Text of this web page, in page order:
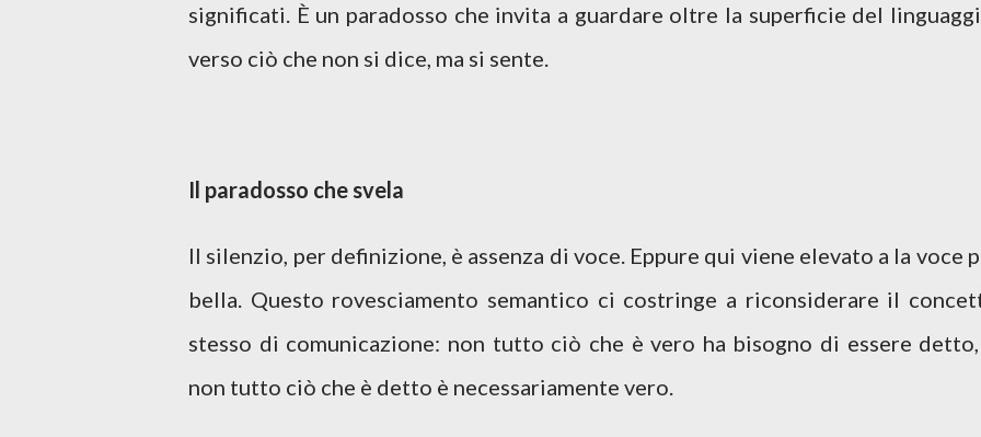
significati. È un paradosso che invita a guardare oltre la superficie del
verso ciò che non si dice, ma si sente.
Il paradosso che svela
Il silenzio, per definizione, è assenza di voce. Eppure qui viene elevato a la voce
bella. Questo rovesciamento semantico ci costringe a riconsiderare il
stesso di comunicazione: non tutto ciò che è vero ha bisogno di essere
non tutto ciò che è detto è necessariamente vero.